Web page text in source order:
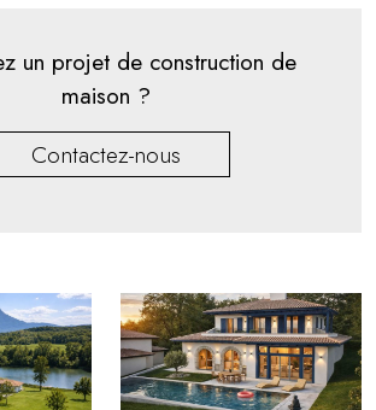
un projet de construction de
maison ?
Contactez-nous